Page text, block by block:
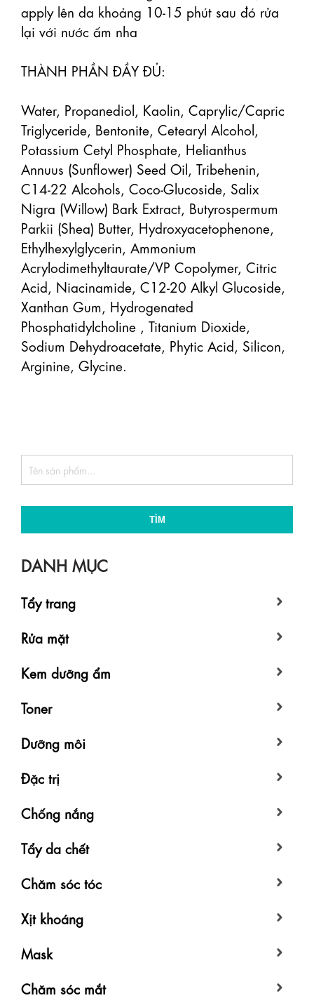
apply lên da khoảng 10-15 phút sau đó rửa
lại với nước ấm nha
THÀNH PHẦN ĐẦY ĐỦ:
Water, Propanediol, Kaolin, Caprylic/Capric
Triglyceride, Bentonite, Cetearyl Alcohol,
Potassium Cetyl Phosphate, Helianthus
Annuus (Sunflower) Seed Oil, Tribehenin,
C14-22 Alcohols, Coco-Glucoside, Salix
Nigra (Willow) Bark Extract, Butyrospermum
Parkii (Shea) Butter, Hydroxyacetophenone,
Ethylhexylglycerin, Ammonium
Acrylodimethyltaurate/VP Copolymer, Citric
Acid, Niacinamide, C12-20 Alkyl Glucoside,
Xanthan Gum, Hydrogenated
Phosphatidylcholine , Titanium Dioxide,
Sodium Dehydroacetate, Phytic Acid, Silicon,
Arginine, Glycine.
TÌM
DANH MỤC
Tẩy trang
Rửa mặt
Kem dưỡng ẩm
Toner
Dưỡng môi
Đặc trị
Chống nắng
Tẩy da chết
Chăm sóc tóc
Xịt khoáng
Mask
Chăm sóc mắt